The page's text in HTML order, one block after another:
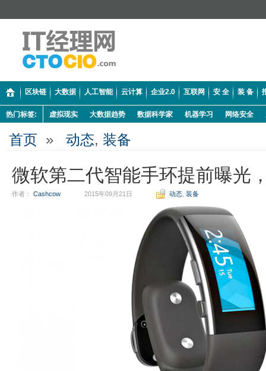
区块链 大数据 人工智能 云计算 企业2.0 互联网 安 全 装 备
热门标签: 虚拟现实 大数据趋势 数据科学家 机器学习 网络安全
首页 » 动态, 装备
微软第二代智能手环提前曝光
作者： Cashcow 2015年09月21日 动态 装备